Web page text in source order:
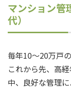
マンション管
代）
毎年10～20万戸
これから先、高
中、良好な管理